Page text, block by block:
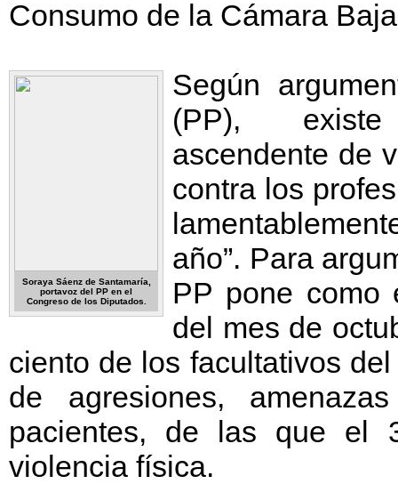
Consumo de la Cámara
Soraya Sáenz de Santamaría,
portavoz del PP en el
Congreso de los Diputados.
Según
(PP),
ascendente de
contra los
año”. Para
PP pone como
del mes de
ciento de los facultativos
de agresiones,
pacientes, de las que el
violencia física.